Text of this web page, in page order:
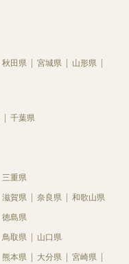
秋田県 宮城県
山形県
千葉県
三重県
滋賀県 奈良県 和歌山県
徳島県
鳥取県 山口県
熊本県 大分県
宮崎県